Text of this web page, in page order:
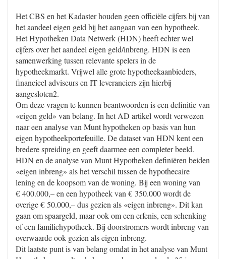
Het CBS en het Kadaster houden geen officiële cijfers bij van
het aandeel eigen geld bij het aangaan van een hypotheek.
Het Hypotheken Data Netwerk (HDN) heeft echter wel
cijfers over het aandeel eigen geld/inbreng. HDN is een
samenwerking tussen relevante spelers in de
hypotheekmarkt. Vrijwel alle grote hypotheekaanbieders,
financieel adviseurs en IT leveranciers zijn hierbij
aangesloten2.
Om deze vragen te kunnen beantwoorden is een definitie van
«eigen geld» van belang. In het AD artikel wordt verwezen
naar een analyse van Munt hypotheken op basis van hun
eigen hypotheekportefeuille. De dataset van HDN kent een
bredere spreiding en geeft daarmee een completer beeld.
HDN en de analyse van Munt Hypotheken definiëren beiden
«eigen inbreng» als het verschil tussen de hypothecaire
lening en de koopsom van de woning. Bij een woning van
€ 400.000,– en een hypotheek van € 350.000 wordt de
overige € 50.000,– dus gezien als «eigen inbreng». Dit kan
gaan om spaargeld, maar ook om een erfenis, een schenking
of een familiehypotheek. Bij doorstromers wordt inbreng van
overwaarde ook gezien als eigen inbreng.
Dit laatste punt is van belang omdat in het analyse van Munt